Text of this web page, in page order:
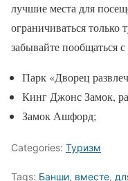
лучшие места для
ограничиваться
забывайте пообщаться
Парк «Дворец
Кинг Джонс Замок,
Замок Ашфорд;
Categories: Туризм
Tags: Банши, вместе,